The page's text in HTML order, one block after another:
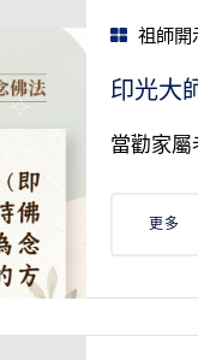
祖師開
印光大
當勸家
更多